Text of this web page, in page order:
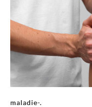
maladie-.